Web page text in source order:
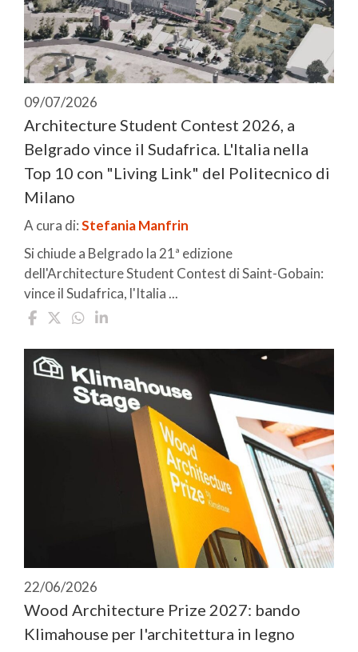
09/07/2026
Architecture Student Contest 2026, a
Belgrado vince il Sudafrica. L'Italia nella
Top 10 con "Living Link" del Politecnico di
Milano
A cura di:Stefania Manfrin
Si chiude a Belgrado la 21ª edizione
dell'Architecture Student Contest di Saint-Gobain:
vince il Sudafrica, l'Italia ...
22/06/2026
Wood Architecture Prize 2027: bando
Klimahouse per l'architettura in legno